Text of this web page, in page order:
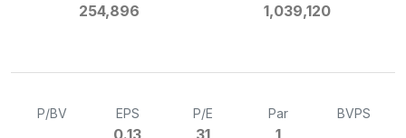
254,896
1,039,120
P/BV EPS
0.13
P/E
31
Par
1
BVPS